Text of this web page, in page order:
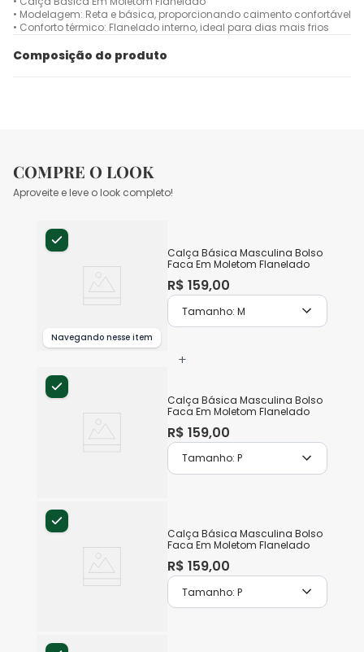
• Modelagem: Reta e básica, proporcionando caimento confortável
• Conforto térmico: Flanelado interno, ideal para dias mais frios
Composição do produto
COMPRE O LOOK
Aproveite e leve o look completo!
Navegando nesse item
Calça Básica Masculina Bolso
Faca Em Moletom Flanelado
R$ 159,00
Tamanho: M
+
Calça Básica Masculina Bolso
Faca Em Moletom Flanelado
R$ 159,00
Tamanho: P
Calça Básica Masculina Bolso
Faca Em Moletom Flanelado
R$ 159,00
Tamanho: P